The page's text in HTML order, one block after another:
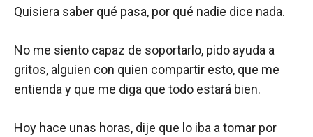
Quisiera saber qué pasa, por qué nadie dice nada.
No me siento capaz de soportarlo, pido ayuda a
gritos, alguien con quien compartir esto, que me
entienda y que me diga que todo estará bien.
Hoy hace unas horas, dije que lo iba a tomar por